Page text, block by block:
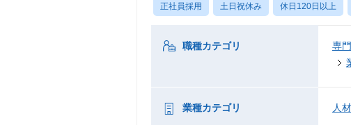
正社員採用 土日祝休み 休日120日以上
職種カテゴリ 専
業種カテゴリ 人